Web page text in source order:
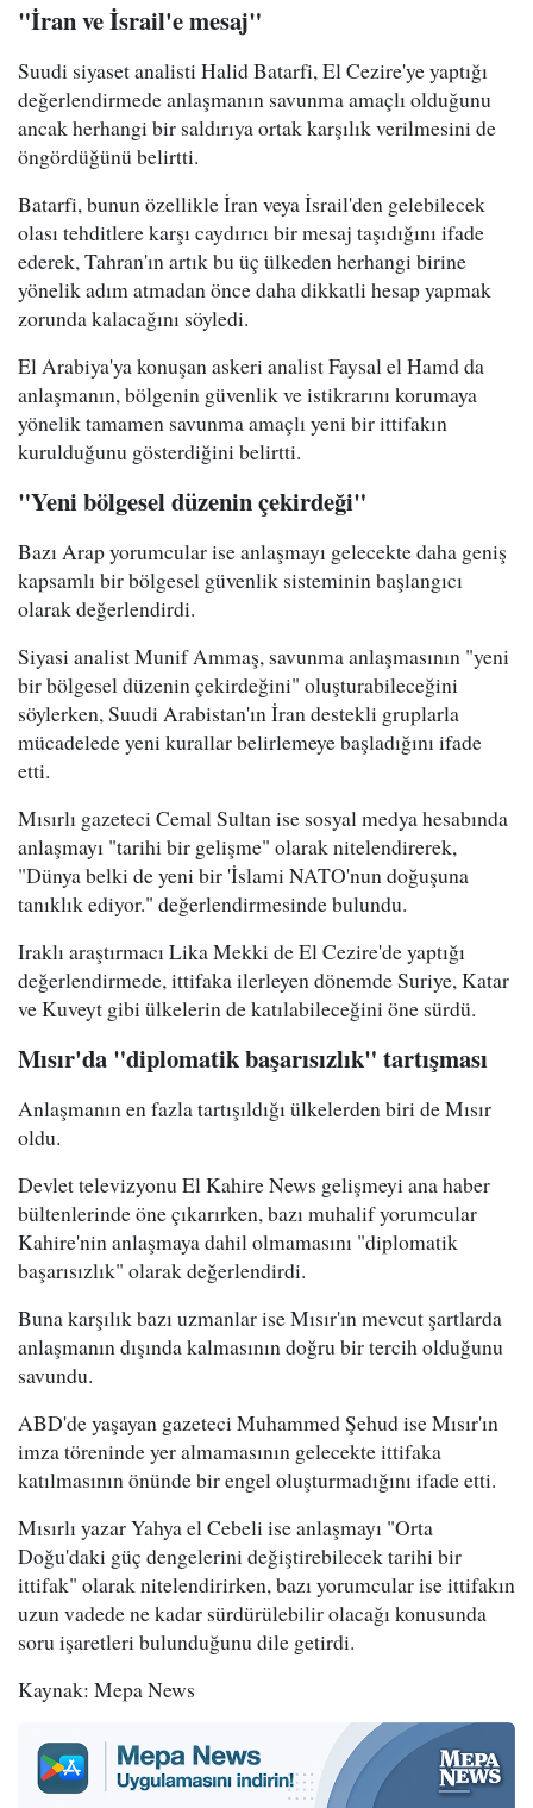
"İran ve İsrail'e mesaj"
Suudi siyaset analisti Halid Batarfi, El Cezire'ye yaptığı
değerlendirmede anlaşmanın savunma amaçlı olduğunu
ancak herhangi bir saldırıya ortak karşılık verilmesini de
öngördüğünü belirtti.
Batarfi, bunun özellikle İran veya İsrail'den gelebilecek
olası tehditlere karşı caydırıcı bir mesaj taşıdığını ifade
ederek, Tahran'ın artık bu üç ülkeden herhangi birine
yönelik adım atmadan önce daha dikkatli hesap yapmak
zorunda kalacağını söyledi.
El Arabiya'ya konuşan askeri analist Faysal el Hamd da
anlaşmanın, bölgenin güvenlik ve istikrarını korumaya
yönelik tamamen savunma amaçlı yeni bir ittifakın
kurulduğunu gösterdiğini belirtti.
"Yeni bölgesel düzenin çekirdeği"
Bazı Arap yorumcular ise anlaşmayı gelecekte daha geniş
kapsamlı bir bölgesel güvenlik sisteminin başlangıcı
olarak değerlendirdi.
Siyasi analist Munif Ammaş, savunma anlaşmasının "yeni
bir bölgesel düzenin çekirdeğini" oluşturabileceğini
söylerken, Suudi Arabistan'ın İran destekli gruplarla
mücadelede yeni kurallar belirlemeye başladığını ifade
etti.
Mısırlı gazeteci Cemal Sultan ise sosyal medya hesabında
anlaşmayı "tarihi bir gelişme" olarak nitelendirerek,
"Dünya belki de yeni bir 'İslami NATO'nun doğuşuna
tanıklık ediyor." değerlendirmesinde bulundu.
Iraklı araştırmacı Lika Mekki de El Cezire'de yaptığı
değerlendirmede, ittifaka ilerleyen dönemde Suriye, Katar
ve Kuveyt gibi ülkelerin de katılabileceğini öne sürdü.
Mısır'da "diplomatik başarısızlık" tartışması
Anlaşmanın en fazla tartışıldığı ülkelerden biri de Mısır
oldu.
Devlet televizyonu El Kahire News gelişmeyi ana haber
bültenlerinde öne çıkarırken, bazı muhalif yorumcular
Kahire'nin anlaşmaya dahil olmamasını "diplomatik
başarısızlık" olarak değerlendirdi.
Buna karşılık bazı uzmanlar ise Mısır'ın mevcut şartlarda
anlaşmanın dışında kalmasının doğru bir tercih olduğunu
savundu.
ABD'de yaşayan gazeteci Muhammed Şehud ise Mısır'ın
imza töreninde yer almamasının gelecekte ittifaka
katılmasının önünde bir engel oluşturmadığını ifade etti.
Mısırlı yazar Yahya el Cebeli ise anlaşmayı "Orta
Doğu'daki güç dengelerini değiştirebilecek tarihi bir
ittifak" olarak nitelendirirken, bazı yorumcular ise ittifakın
uzun vadede ne kadar sürdürülebilir olacağı konusunda
soru işaretleri bulunduğunu dile getirdi.
Kaynak: Mepa News